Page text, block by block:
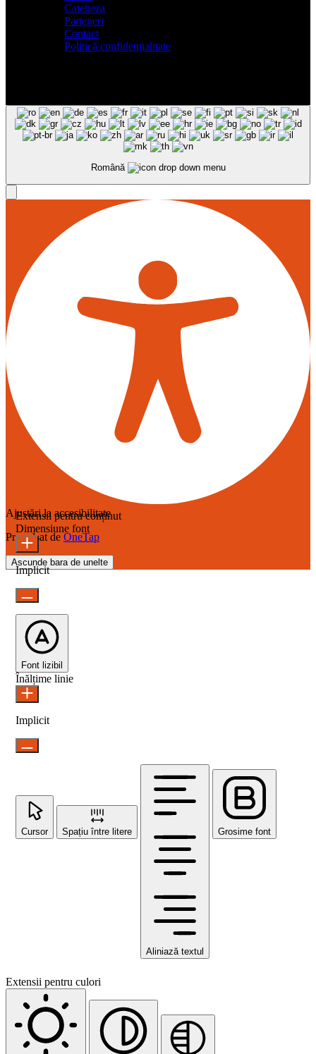
Cateheza
Parteneri
Contact
Politică confidențialitate
Română
Ajustări la accesibilitate
Propulsat de OneTap
Ascunde bara de unelte
Extensii pentru conținut
Dimensiune font
Implicit
Font lizibil
Înălțime linie
Implicit
Cursor Spațiu între litere
Aliniază textul
Grosime font
Extensii pentru culori